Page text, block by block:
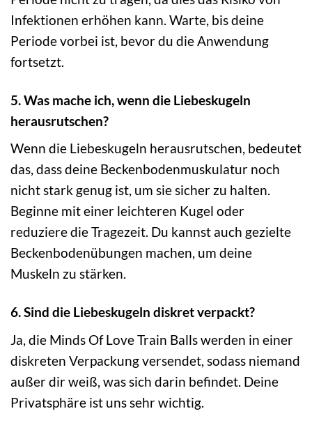
Infektionen erhöhen kann. Warte, bis deine
Periode vorbei ist, bevor du die Anwendung
fortsetzt.
5. Was mache ich, wenn die Liebeskugeln
herausrutschen?
Wenn die Liebeskugeln herausrutschen, bedeutet
das, dass deine Beckenbodenmuskulatur noch
nicht stark genug ist, um sie sicher zu halten.
Beginne mit einer leichteren Kugel oder
reduziere die Tragezeit. Du kannst auch gezielte
Beckenbodenübungen machen, um deine
Muskeln zu stärken.
6. Sind die Liebeskugeln diskret verpackt?
Ja, die Minds Of Love Train Balls werden in einer
diskreten Verpackung versendet, sodass niemand
außer dir weiß, was sich darin befindet. Deine
Privatsphäre ist uns sehr wichtig.